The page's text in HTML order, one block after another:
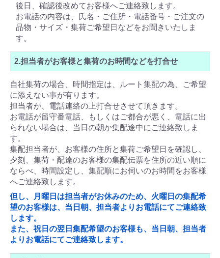
後日、確認後改めてお客様へご連絡致します。
お電話の内容は、氏名・ご住所・電話番号・ご注文の
品物・サイズ・集荷ご希望日などをお聞きいたしま
す。
2.担当者がお客様と集荷のお時間などを打合せ
自社集荷の場合、時間指定は、ルート集配の為、ご希望
に添えない事が有ります。
担当者が、電話連絡の上打合せさせて頂きます。
お電話が留守番電話、もしくはご都合が悪く、電話に出
られない場合は、当日の朝か集配途中にご連絡致しま
す。
集配担当者が、お客様の住所と集荷ご希望日を確認し、
夕刻、集荷・配達のお客様の集配伝票を住所の近い順に
ならべ、時間設定し、集配順にお伺いのお時間をお客様
へご連絡致します。
但し、月曜日は担当者がお休みのため、火曜日の集配希
望のお客様は、当日朝、担当者よりお電話にてご連絡致
します。
また、祝日の翌日集配希望のお客様も、当日朝、担当者
よりお電話にてご連絡致します。